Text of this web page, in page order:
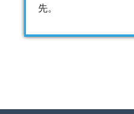
先。